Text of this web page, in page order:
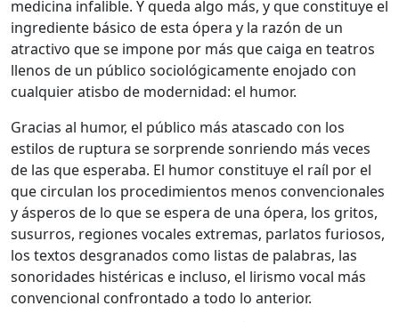
medicina infalible. Y queda algo más, y que constituye el
ingrediente básico de esta ópera y la razón de un
atractivo que se impone por más que caiga en teatros
llenos de un público sociológicamente enojado con
cualquier atisbo de modernidad: el humor.
Gracias al humor, el público más atascado con los
estilos de ruptura se sorprende sonriendo más veces
de las que esperaba. El humor constituye el raíl por el
que circulan los procedimientos menos convencionales
y ásperos de lo que se espera de una ópera, los gritos,
susurros, regiones vocales extremas, parlatos furiosos,
los textos desgranados como listas de palabras, las
sonoridades histéricas e incluso, el lirismo vocal más
convencional confrontado a todo lo anterior.